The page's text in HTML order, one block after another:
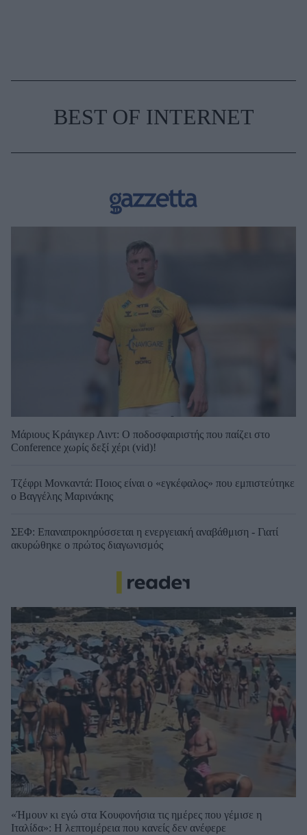
BEST OF INTERNET
Μάριους Κράιγκερ Λιντ: Ο ποδοσφαιριστής που παίζει στο
Conference χωρίς δεξί χέρι (vid)!
Τζέφρι Μονκαντά: Ποιος είναι ο «εγκέφαλος» που εμπιστεύτηκε
ο Βαγγέλης Μαρινάκης
ΣΕΦ: Επαναπροκηρύσσεται η ενεργειακή αναβάθμιση - Γιατί
ακυρώθηκε ο πρώτος διαγωνισμός
«Ήμουν κι εγώ στα Κουφονήσια τις ημέρες που γέμισε η
Ιταλίδα»: Η λεπτομέρεια που κανείς δεν ανέφερε